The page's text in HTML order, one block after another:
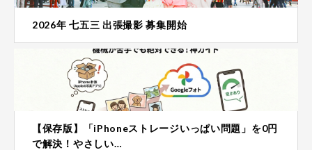
2026年 七五三 出張撮影 募集開始
【保存版】「iPhoneストレージいっぱい問題」を0円
で解決！やさしい…